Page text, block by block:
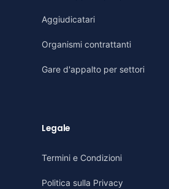
Aggiudicatari
Organismi contrattanti
Gare d'appalto per settori
Legale
Termini e Condizioni
Politica sulla Privacy